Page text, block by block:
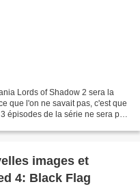
Lords of Shadow 2 sera la
que l'on ne savait pas, c'est que
épisodes de la série ne sera pas
images et
4: Black Flag